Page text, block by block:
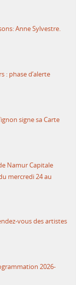
Anne Sylvestre.
: phase d’alerte
signe sa Carte
Namur Capitale
mercredi 24 au
vous des artistes
2026-